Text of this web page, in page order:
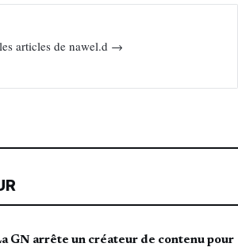
articles de nawel.d →
GN arrête un créateur de contenu pour